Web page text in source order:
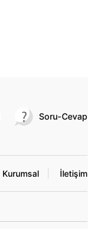
Soru-Cevap
Kurumsal İletişim